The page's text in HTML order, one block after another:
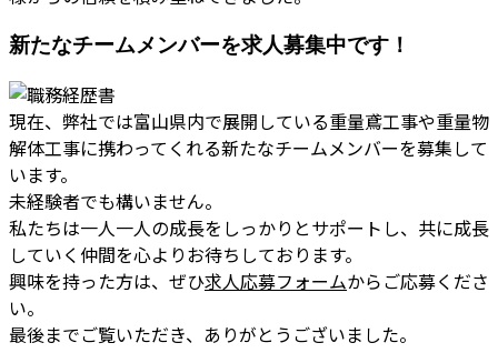
新たなチームメンバーを求人募集中です！
現在、弊社では富山県内で展開している重量鳶工事や重量物
解体工事に携わってくれる新たなチームメンバーを募集して
います。
未経験者でも構いません。
私たちは一人一人の成長をしっかりとサポートし、共に成長
していく仲間を心よりお待ちしております。
興味を持った方は、ぜひ求人応募フォームからご応募くださ
い。
最後までご覧いただき、ありがとうございました。